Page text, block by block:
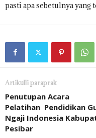
pasti apa sebetulnya yang
Artikulli paraprak
Penutupan Acara
Pelatihan Pendidikan
Ngaji Indonesia
Pesibar